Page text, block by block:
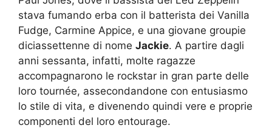
stava fumando erba con il batterista dei Vanilla
Fudge, Carmine Appice, e una giovane groupie
diciassettenne di nome Jackie. A partire dagli
anni sessanta, infatti, molte ragazze
accompagnarono le rockstar in gran parte delle
loro tournée, assecondandone con entusiasmo
lo stile di vita, e divenendo quindi vere e proprie
componenti del loro entourage.